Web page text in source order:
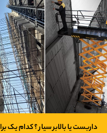
داربست یا بالابر سیار ؟ کدام یک